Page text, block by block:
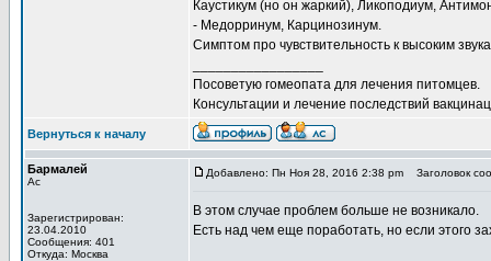
Каустикум (но он жаркий), Ликоподиум,
- Медорринум, Карцинозинум.
Симптом про чувствительность к высоким
Посоветую гомеопата для лечения питомцев.
Консультации и лечение последствий
Вернуться к началу
Бармалей
Ас
Зарегистрирован:
23.04.2010
Сообщения: 401
Откуда: Москва
Добавлено: Пн Ноя 28, 2016 2:38 pm Заголовок
В этом случае проблем больше не возникало.
Есть над чем еще поработать, но если этого